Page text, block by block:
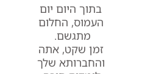
בתוך היום יום
העמוס, החלום
מתגשם.
זמן שקט, אתה
והחברותא שלך